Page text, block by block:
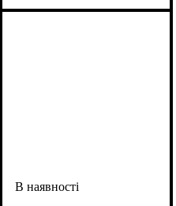
сигнали
Samsung
23SMD